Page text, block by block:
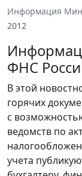
Информация
2012
ФНС
В этой
горячих
с
ведомств по
учета